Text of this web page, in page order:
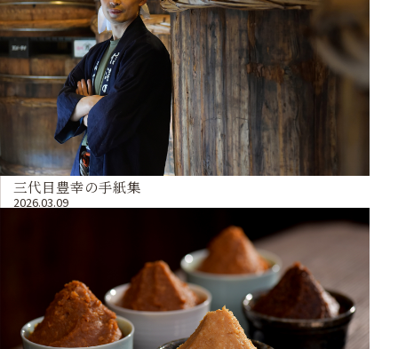
三代目豊幸の手紙集
2026.03.09